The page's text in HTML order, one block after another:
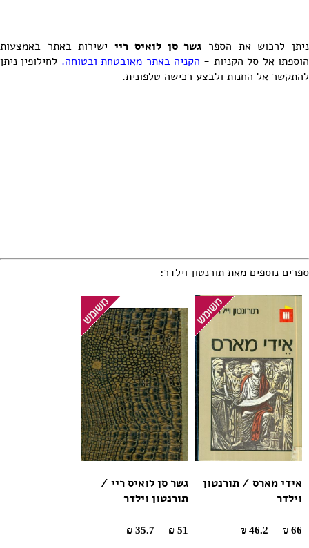
ניתן לרכוש את הספר גשר סן לואיס רייישירות באתר באמצעות
הוספתו אל סל הקניות - הקניה באתר מאובטחת ובטוחה. לחילופין ניתן
להתקשר אל החנות ולבצע רכישה טלפונית.
ספרים נוספים מאת תורנטון וילדר:
אידי מארס / תורנטון
וילדר
66 ₪
גשר סן לואיס ריי /
תורנטון וילדר
51 ₪